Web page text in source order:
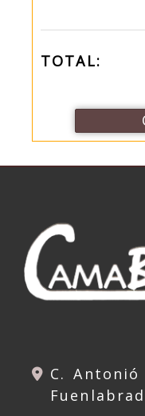
TOTAL:
C. Antonió